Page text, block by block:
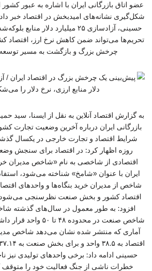
عضو اتاق بازرگانی ایران با اشاره به عبور
شکل‌گیری نشانه‌های امیدبخش در اقتصاد خبر
حسینی، آزادسازی ۲۵ میلیارد دلار
تحریم‌ها می‌تواند ضمن کاهش نرخ ارز، اقتصاد
چرخش بزرگ و بازگشت به مسیر توسعه
به گزارش اقتصاد آنلاین به نقل از ایسنا، سید
بازرگانی ایران درباره آخرین وضعیت تجارت
روزه اظهار کرد: در اقتصاد برای سنجش
ایران با عنوان «شامخ» شناخته می‌شود،
شاخص از مدیران خرید بنگاه‌ها و واحدهای
اقتصاد کشور و بخش صنعت نظرسنجی
افزود: به طور معمول در سال‌های گذشته
شاخص صنعت در محدوده ۴۸
آماری که منتشر شده نشان می‌دهد شاخص
حسینی ادامه داد: برخی واحدهای تولیدی نیز
خطرات ناشی از جنگ فعالیت خود را متوقف